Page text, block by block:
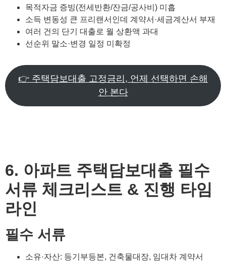
목적자금 증빙(전세반환/잔금/공사비) 미흡
소득 변동성 큰 프리랜서인데 계약서·세금계산서 부재
여러 건의 단기 대출로 월 상환액 과대
선순위 말소·변경 일정 미확정
👉 주택담보대출 고정금리, 언제 선택하면 손해
안 본다
6. 아파트 주택담보대출 필수
서류 체크리스트 & 진행 타임
라인
필수 서류
소유·자산: 등기부등본, 건축물대장, 임대차 계약서